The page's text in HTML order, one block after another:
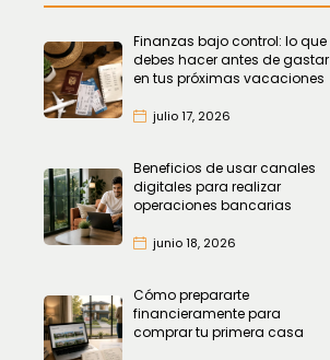
Finanzas bajo control: lo que
debes hacer antes de gastar
en tus próximas vacaciones
julio 17, 2026
Beneficios de usar canales
digitales para realizar
operaciones bancarias
junio 18, 2026
Cómo prepararte
financieramente para
comprar tu primera casa